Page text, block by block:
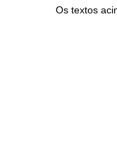
Os textos